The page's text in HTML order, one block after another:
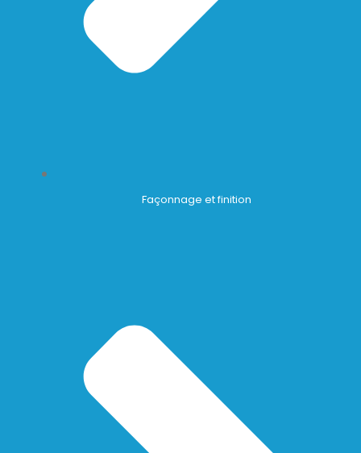
Façonnage et finition